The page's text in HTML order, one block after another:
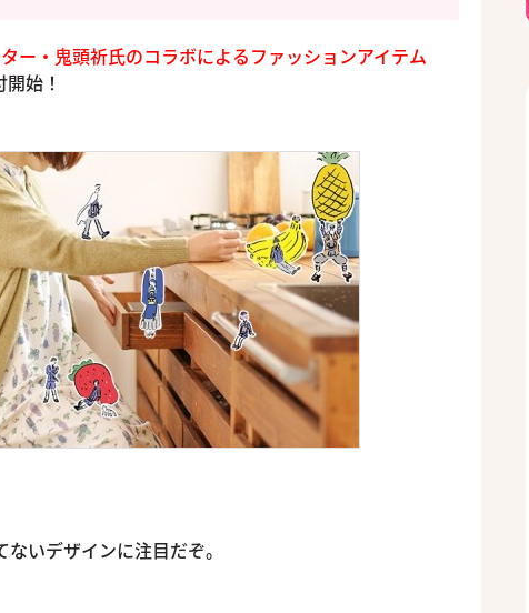
ー・鬼頭祈氏のコラボによるファッションアイテム
始！
いデザインに注目だぞ。